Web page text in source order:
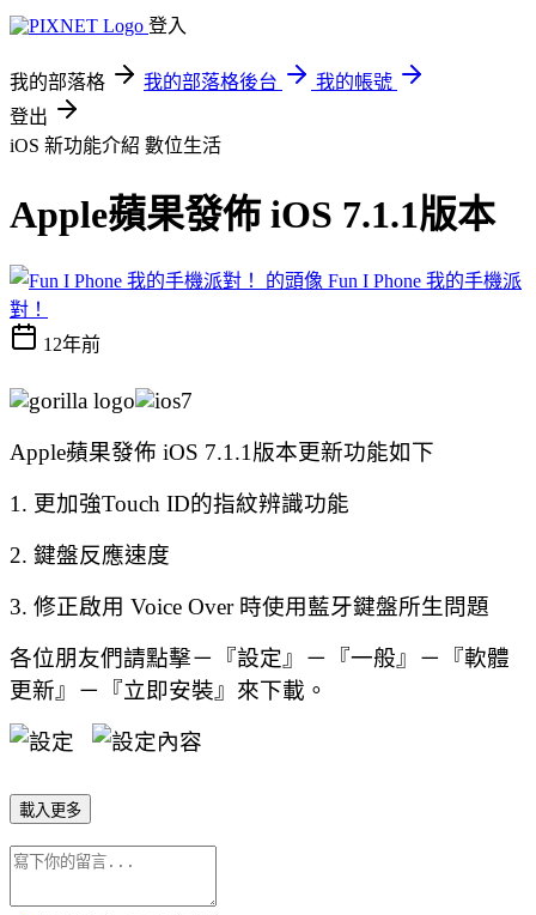
登入
我的部落格 我的部落格後台
我的帳號
登出
iOS 新功能介紹 數位生活
Apple蘋果發佈 iOS 7.1.1版本
Fun I Phone 我的手機派
對！
12年前
Apple蘋果發佈 iOS 7.1.1版本更新功能如下
1. 更加強Touch ID的指紋辨識功能
2. 鍵盤反應速度
3. 修正啟用 Voice Over 時使用藍牙鍵盤所生問題
各位朋友們請點擊－『設定』－『一般』－『軟體
更新』－『立即安裝』來下載。
載入更多